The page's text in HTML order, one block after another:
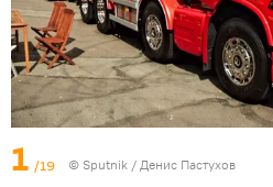
1 /19 © Sputnik / Денис Пастухов